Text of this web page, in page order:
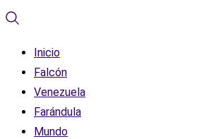
Inicio
Falcón
Venezuela
Farándula
Mundo